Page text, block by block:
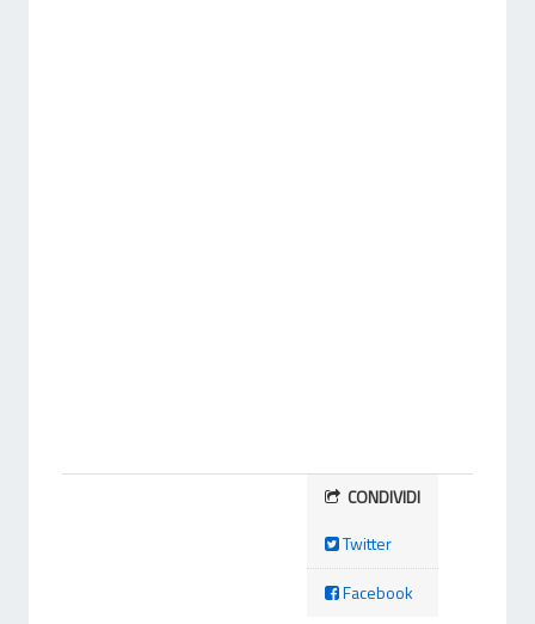
CONDIVIDI
Twitter
Facebook